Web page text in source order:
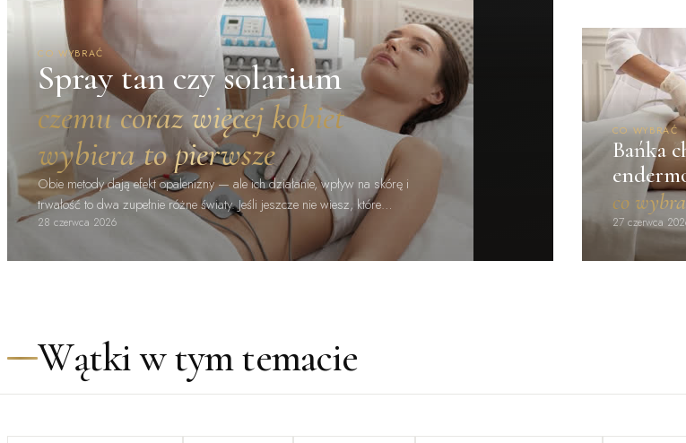
CO WYBRAĆ
Spray tan czy solarium
czemu coraz więcej kobiet
wybiera to pierwsze
Obie metody dają efekt opalenizny — ale ich działanie, wpływ na skórę i
trwałość to dwa zupełnie różne światy. Jeśli jeszcze nie wiesz, które…
28 czerwca 2026
CO WYBRAĆ
Bańka
co
27 czerwca
Wątki w tym temacie